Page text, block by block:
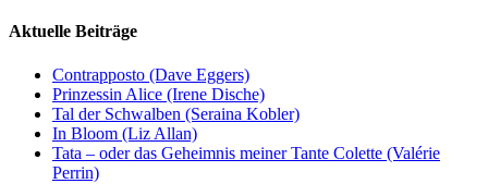
Aktuelle Beiträge
Contrapposto (Dave Eggers)
Prinzessin Alice (Irene Dische)
Tal der Schwalben (Seraina Kobler)
In Bloom (Liz Allan)
Tata – oder das Geheimnis meiner Tante Colette (Valérie
Perrin)